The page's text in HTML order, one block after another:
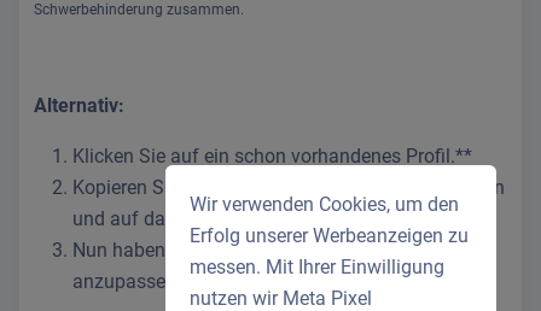
Schwerbehinderung zusammen.
Alternativ:
Klicken Sie auf ein schon vorhandenes Profil.**
Kopieren Sie das Profil, indem Sie das Profil öffnen
und auf das Kopier-Symbol oben klicken.
Nun haben Sie nur den Urlaubsanspruch
anzupassen.
Wir verwenden Cookies, um den
Erfolg unserer Werbeanzeigen zu
messen. Mit Ihrer Einwilligung
nutzen wir Meta Pixel